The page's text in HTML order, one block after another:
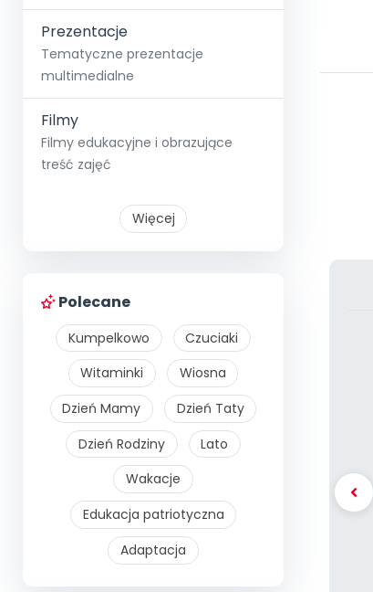
Prezentacje
Tematyczne prezentacje
multimedialne
Filmy
Filmy edukacyjne i obrazujące
treść zajęć
Więcej
Polecane
Kumpelkowo
Czuciaki
Witaminki
Wiosna
Dzień Mamy
Dzień Taty
Dzień Rodziny
Lato
Wakacje
Edukacja patriotyczna
Adaptacja